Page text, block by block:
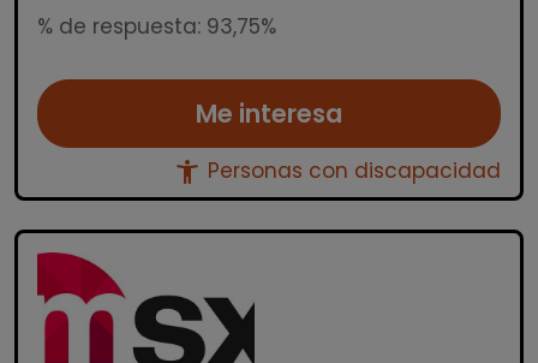
% de respuesta: 93,75%
Me interesa
accessibility_new Personas con discapacidad